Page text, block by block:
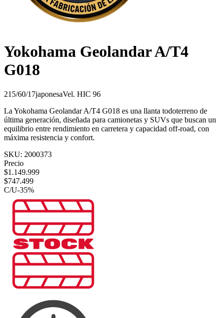
Yokohama Geolandar A/T4
G018
215/60/17japonesaVel. HIC 96
La Yokohama Geolandar A/T4 G018 es una llanta todoterreno de
última generación, diseñada para camionetas y SUVs que buscan un
equilibrio entre rendimiento en carretera y capacidad off‑road, con
máxima resistencia y confort.
SKU: 2000373
Precio
$1.149.999
$747.499
C/U-35%